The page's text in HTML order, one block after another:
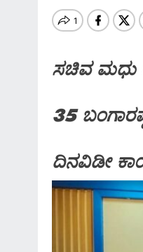
ಸಚಿವ ಮಧು
35
ದಿನವಿಡೀ